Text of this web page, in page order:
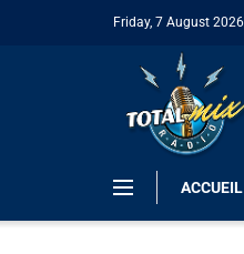
Friday, 7 August 2026
ACCUEIL